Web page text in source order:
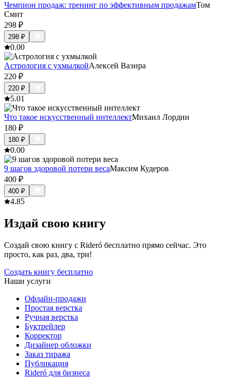
Чемпион продаж: тренинг по эффективным продажамТом
Смит
298 ₽
298 ₽
0.00
Астрология с ухмылкойАлексей Ваэнра
220 ₽
220 ₽
5.01
Что такое искусственный интеллектМихаил Лордин
180 ₽
180 ₽
0.00
9 шагов здоровой потери весаМаксим Кудеров
400 ₽
400 ₽
4.85
Издай свою книгу
Создай свою книгу с Rideró бесплатно прямо сейчас. Это
просто, как раз, два, три!
Создать книгу бесплатно
Наши услуги
Офлайн-продажи
Простая верстка
Ручная верстка
Буктрейлер
Корректор
Дизайнер обложки
Заказ тиража
Публикация
Rideró для бизнеса